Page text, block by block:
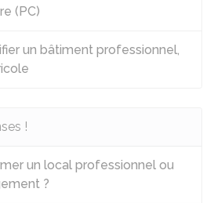
(PC)
un bâtiment professionnel,
!
un local professionnel ou
?